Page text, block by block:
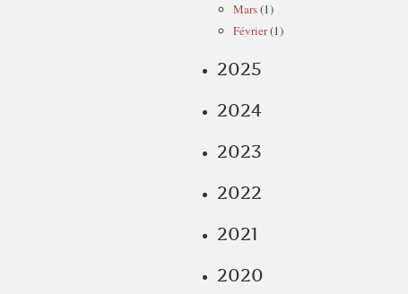
Mars(1)
Février(1)
2025
2024
2023
2022
2021
2020